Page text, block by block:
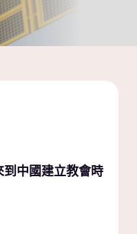
到中國建立教會時